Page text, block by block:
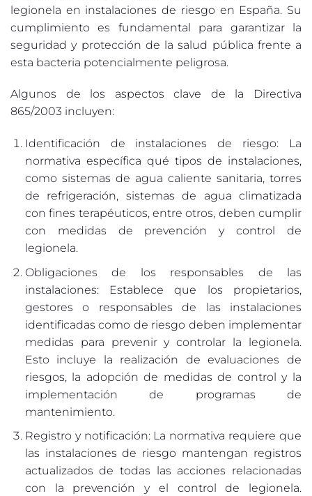
legionela en instalaciones de riesgo en España. Su
cumplimiento es fundamental para garantizar la
seguridad y protección de la salud pública frente a
esta bacteria potencialmente peligrosa.
Algunos de los aspectos clave de la Directiva
865/2003 incluyen:
Identificación de instalaciones de riesgo: La
normativa específica qué tipos de instalaciones,
como sistemas de agua caliente sanitaria, torres
de refrigeración, sistemas de agua climatizada
con fines terapéuticos, entre otros, deben cumplir
con medidas de prevención y control de
legionela.
Obligaciones de los responsables de las
instalaciones: Establece que los propietarios,
gestores o responsables de las instalaciones
identificadas como de riesgo deben implementar
medidas para prevenir y controlar la legionela.
Esto incluye la realización de evaluaciones de
riesgos, la adopción de medidas de control y la
implementación de programas de
mantenimiento.
Registro y notificación: La normativa requiere que
las instalaciones de riesgo mantengan registros
actualizados de todas las acciones relacionadas
con la prevención y el control de legionela.